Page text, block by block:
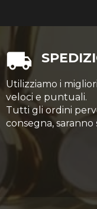
Utilizziamo i
veloci e puntuali.
Tutti gli ordini
consegna,